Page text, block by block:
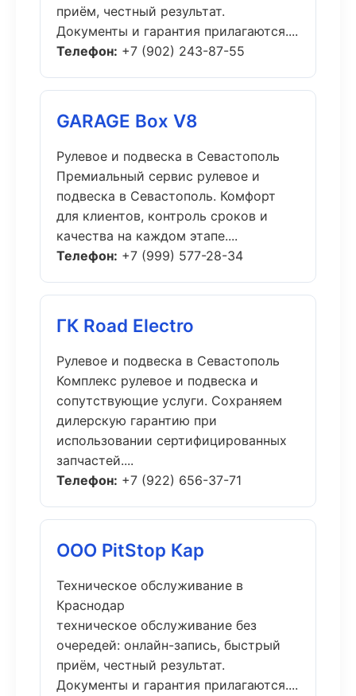
приём, честный результат.
Документы и гарантия прилагаются....
Телефон: +7 (902) 243-87-55
GARAGE Box V8
Рулевое и подвеска в Севастополь
Премиальный сервис рулевое и
подвеска в Севастополь. Комфорт
для клиентов, контроль сроков и
качества на каждом этапе....
Телефон: +7 (999) 577-28-34
ГК Road Electro
Рулевое и подвеска в Севастополь
Комплекс рулевое и подвеска и
сопутствующие услуги. Сохраняем
дилерскую гарантию при
использовании сертифицированных
запчастей....
Телефон: +7 (922) 656-37-71
ООО PitStop Кар
Техническое обслуживание в
Краснодар
техническое обслуживание без
очередей: онлайн-запись, быстрый
приём, честный результат.
Документы и гарантия прилагаются....